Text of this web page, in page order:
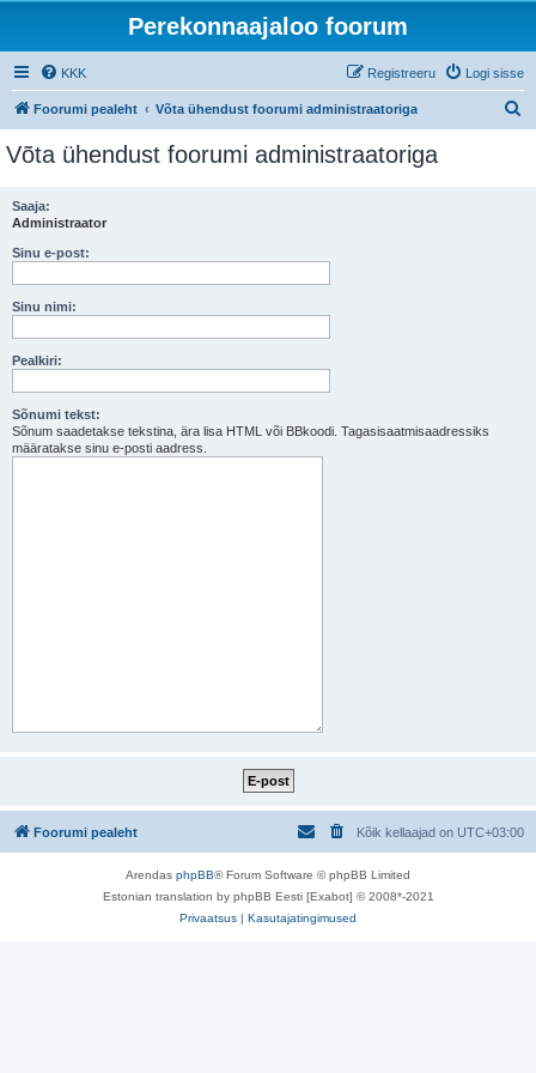
Perekonnaajaloo foorum
KKK Logi sisse
Registreeru
Foorumi pealeht Võta ühendust foorumi administraatoriga
Võta ühendust foorumi administraatoriga
Saaja:
Administraator
Sinu e-post:
Sinu nimi:
Pealkiri:
Sõnumi tekst:
Sõnum saadetakse tekstina, ära lisa HTML või BBkoodi. Tagasisaatmisaadressiks
määratakse sinu e-posti aadress.
Foorumi pealeht Kõik kellaajad on UTC+03:00
Arendas phpBB® Forum Software © phpBB Limited
Estonian translation by phpBB Eesti [Exabot] © 2008*-2021
Privaatsus | Kasutajatingimused